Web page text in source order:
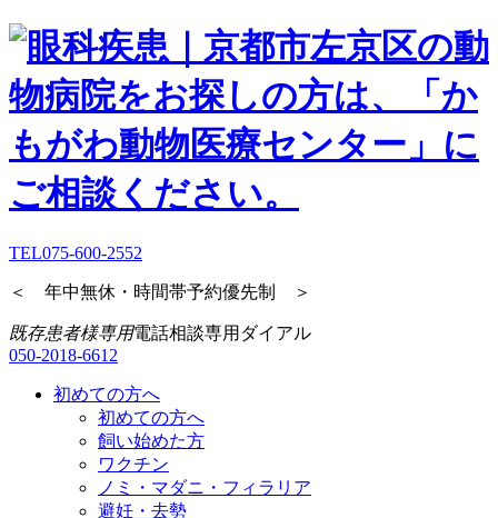
TEL075-600-2552
＜ 年中無休・時間帯予約優先制 ＞
既存患者様専用電話相談専用ダイアル
050-2018-6612
初めての方へ
初めての方へ
飼い始めた方
ワクチン
ノミ・マダニ・フィラリア
避妊・去勢